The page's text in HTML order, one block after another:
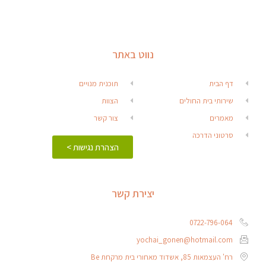
נווט באתר
דף הבית
שירותי בית החולים
מאמרים
סרטוני הדרכה
תוכנית מנויים
הצוות
צור קשר
הצהרת נגישות >
יצירת קשר
0722-796-064
yochai_gonen@hotmail.com
רח' העצמאות 85, אשדוד מאחורי בית מרקחת Be